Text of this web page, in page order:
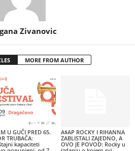
Zivanovic
MORE FROM AUTHOR
U GUČI PRED 65.
TRUBAČA:
kapaciteti
A$AP ROCKY I RIHANNA
ZABLISTALI ZAJEDNO, A
OVO JE POVOD: Rocky u